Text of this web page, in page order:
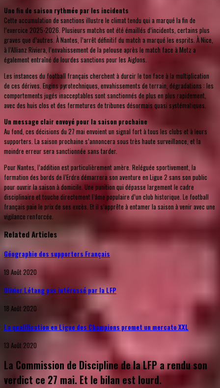
Une fin de saison rythmée par les incidents
Cette accumulation de sanctions illustre le climat tendu qui a marqué la fin de
l’exercice 2025-2026. Plusieurs matchs ont été émaillés d’incidents, certains plus
graves que d’autres. À Nantes, l’arrêt définitif du match a marqué les esprits. À Nice,
à l’Allianz Riviera, l’envahissement de la pelouse après le match face à Metz a
également entraîné de lourdes sanctions pour les Aiglons.
Les instances du football français cherchent à durcir le ton face à la multiplication
de ces dérives. Engins pyrotechniques, envahissements de terrain, dégradations : les
comportements jugés inacceptables sont sanctionnés de plus en plus rapidement,
avec des huis clos et des fermetures de tribunes désormais quasi systématiques.
Un message clair envoyé pour la saison prochaine
Au fond, ces décisions du 27 mai envoient un signal fort à tous les clubs et à leurs
supporters. La saison prochaine s’annoncera sous très haute surveillance, et la
moindre erreur sera sanctionnée sans tarder.
Pour Nantes, l’addition est particulièrement amère. Reléguée sportivement, la
formation des bords de l’Erdre démarrera son aventure en Ligue 2 sans son public
pour ouvrir la saison à domicile. Une punition qui dépasse largement le cadre
disciplinaire et touche directement l’âme populaire d’un club historique. Le football
français paie le prix de ses excès. Et il s’apprête à entamer la saison à venir avec une
vigilance renforcée.
Related Articles
Géographie des supporters Français
19 Août 2020
Olivier Létang pas intéressé par la LFP
18 Août 2020
La qualification en Ligue des Champions promet un mercato XXL
13 Août 2020
La Commission de Discipline de la LFP a rendu son
verdict ce 27 mai. Et le bilan est lourd.